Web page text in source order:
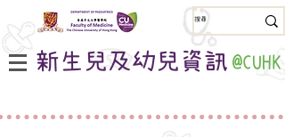
新生兒及幼兒資訊 @CUHK